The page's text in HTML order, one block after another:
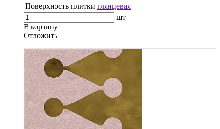
Поверхность плитки глянцевая
шт
В корзину
Oтложить